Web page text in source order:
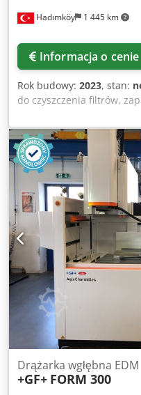
Hadımköy 1 445 km
Informacja o cenie
Rok budowy: 2023, stan:
do czyszczenia filtrów,
każdego rodzaju filtrów.
najszybsza metoda
dostosowana do
Zbudowany z AISI 304
również dostępny na
ultradźwięków.
opróżnianie cieczy
Moc ultradźwiękowa 28
Dostępnych jest wiele
urządzenie do
z nami w celu uzyskania
Drążarka wgłębna EDM
+GF+ FORM 300